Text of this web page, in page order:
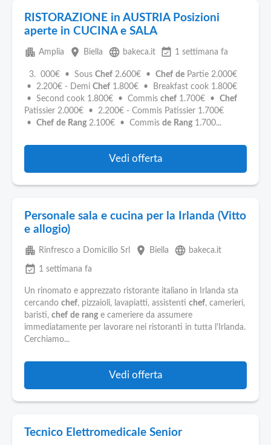
RISTORAZIONE in AUSTRIA Posizioni
aperte in CUCINA e SALA
apartment Amplia place Biella language bakeca.it event_available 1 settimana fa
3. 000€ • Sous Chef 2.600€ • Chef de Partie 2.000€
• 2.200€ - Demi Chef 1.800€ • Breakfast cook 1.800€
• Second cook 1.800€ • Commis chef 1.700€ • Chef
Patissier 2.000€ • 2.200€ - Commis Patissier 1.700€
• Chef de Rang 2.100€ • Commis de Rang 1.700...
Vedi offerta
Personale sala e cucina per la Irlanda (Vitto
e allogio)
apartment Rinfresco a Domicilio Srl place Biella language bakeca.it
event_available 1 settimana fa
Un rinomato e apprezzato ristorante italiano in Irlanda sta
cercando chef, pizzaioli, lavapiatti, assistenti chef, camerieri,
baristi, chef de rang e cameriere da assumere
immediatamente per lavorare nei ristoranti in tutta l'Irlanda.
Cerchiamo...
Vedi offerta
Tecnico Elettromedicale Senior